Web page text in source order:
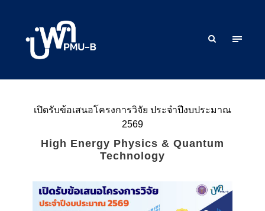
เปิดรับข้อเสนอโครงการวิจัย ประจำปีงบประมาณ
2569
High Energy Physics & Quantum
Technology